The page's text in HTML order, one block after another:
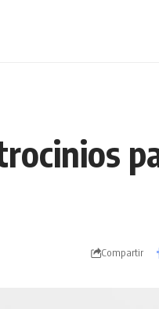
Compartir